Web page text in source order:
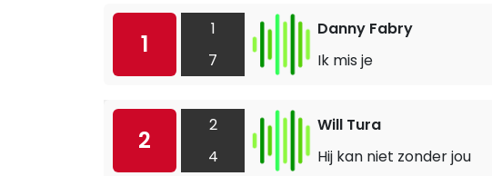
1
1
7
Danny Fabry
Ik mis je
2
2
4
Will Tura
Hij kan niet zonder jou